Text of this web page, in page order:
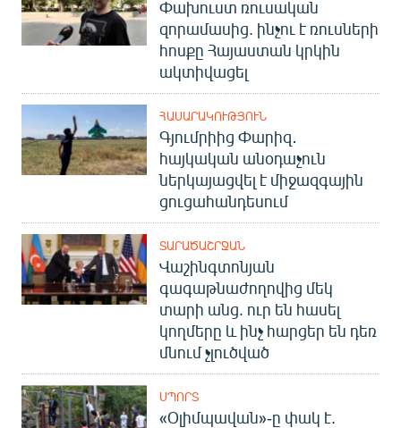
«Ազատության» բոլոր կայքերը
Փախուստ ռուսական
զորամասից. ինչու է ռուսների
հոսքը Հայաստան կրկին
ակտիվացել
ՀԱՍԱՐԱԿՈՒԹՅՈՒՆ
Գյումրիից Փարիզ․
հայկական անօդաչուն
ներկայացվել է միջազգային
ցուցահանդեսում
ՏԱՐԱԾԱՇՐՋԱՆ
Վաշինգտոնյան
գագաթնաժողովից մեկ
տարի անց. ուր են հասել
կողմերը և ինչ հարցեր են դեռ
մնում չլուծված
ՍՊՈՐՏ
«Օլիմպավան»-ը փակ է.